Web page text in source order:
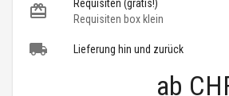
Requisiten (gratis!)
Requisiten box klein
Lieferung hin und zurück
ab